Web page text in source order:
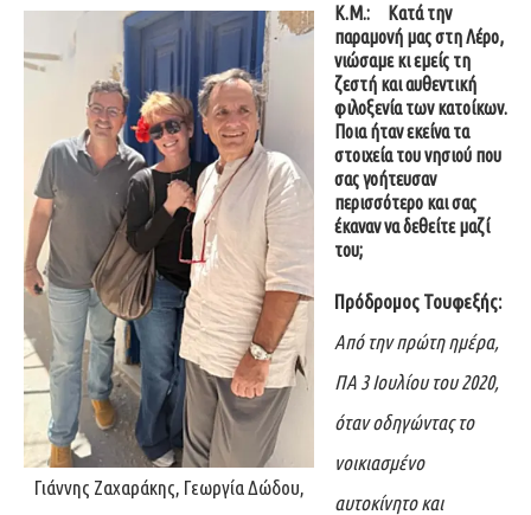
Γιάννης Ζαχαράκης, Γεωργία Δώδου,
Κ.Μ.:
Κατά την
παραμονή μας στη Λέρο,
νιώσαμε κι εμείς τη
ζεστή και αυθεντική
φιλοξενία των κατοίκων.
Ποια ήταν εκείνα τα
στοιχεία του νησιού που
σας γοήτευσαν
περισσότερο και σας
έκαναν να δεθείτε μαζί
του;
Πρόδρομος Τουφεξής:
Από την πρώτη ημέρα,
ΠΑ 3 Ιουλίου του 2020,
όταν οδηγώντας το
νοικιασμένο
αυτοκίνητο και